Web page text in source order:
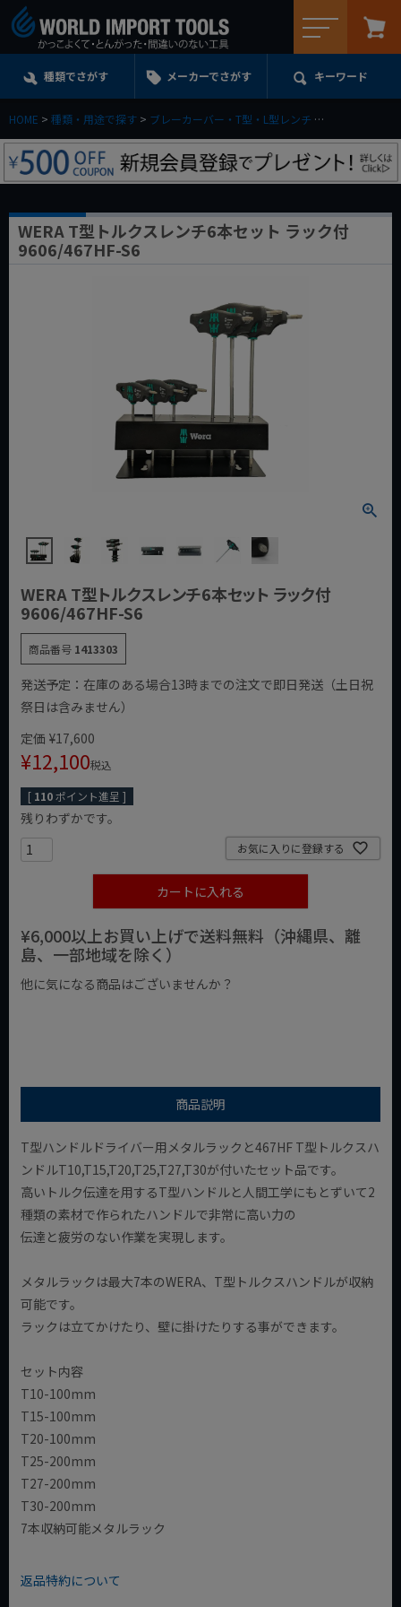
種類でさがす メーカーでさがす キーワード
HOME 種類・用途で探す ブレーカーバー・T型・L型レンチ
WERA T型トルクスレンチ6本セット ラック付
9606/467HF-S6
WERA T型トルクスレンチ6本セット ラック付
9606/467HF-S6
商品番号 1413303
発送予定：在庫のある場合13時までの注文で即日発送（土日祝
祭日は含みません）
定価 ¥17,600
¥12,100税込
[ 110ポイント進呈 ]
残りわずかです。
お気に入りに登録する
カートに入れる
¥6,000以上お買い上げで送料無料（沖縄県、離
島、一部地域を除く）
他に気になる商品はございませんか？
商品説明
T型ハンドルドライバー用メタルラックと467HF T型トルクスハ
ンドルT10,T15,T20,T25,T27,T30が付いたセット品です。
高いトルク伝達を用するT型ハンドルと人間工学にもとずいて2
種類の素材で作られたハンドルで非常に高い力の
伝達と疲労のない作業を実現します。
メタルラックは最大7本のWERA、T型トルクスハンドルが収納
可能です。
ラックは立てかけたり、壁に掛けたりする事ができます。
セット内容
T10-100mm
T15-100mm
T20-100mm
T25-200mm
T27-200mm
T30-200mm
7本収納可能メタルラック
返品特約について